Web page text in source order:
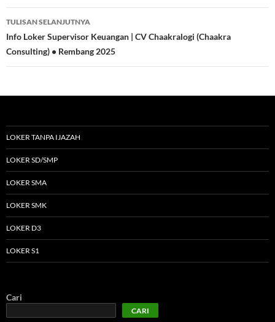
TULISAN SELANJUTNYA
Info Loker Supervisor Keuangan | CV Chaakralogi (Chaakra
Consulting) • Rembang 2025
LOKER TANPA IJAZAH
LOKER SD/SMP
LOKER SMA
LOKER SMK
LOKER D3
LOKER S1
Cari
CARI